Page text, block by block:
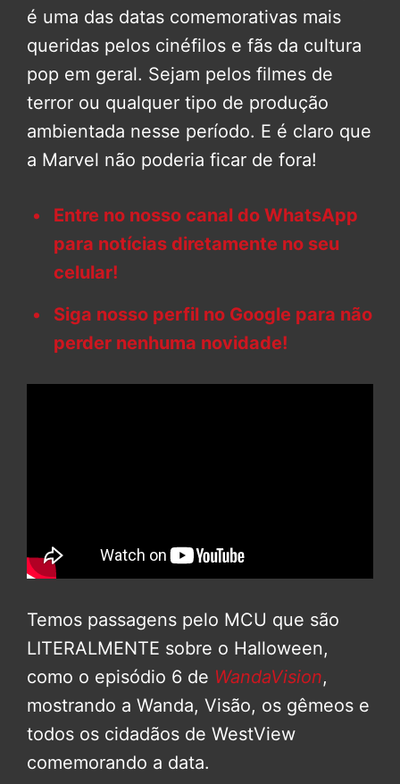
é uma das datas comemorativas mais
queridas pelos cinéfilos e fãs da cultura
pop em geral. Sejam pelos filmes de
terror ou qualquer tipo de produção
ambientada nesse período. E é claro que
a Marvel não poderia ficar de fora!
Entre no nosso canal do WhatsApp
para notícias diretamente no seu
celular!
Siga nosso perfil no Google para não
perder nenhuma novidade!
Temos passagens pelo MCU que são
LITERALMENTE sobre o Halloween,
como o episódio 6 de WandaVision,
mostrando a Wanda, Visão, os gêmeos e
todos os cidadãos de WestView
comemorando a data.